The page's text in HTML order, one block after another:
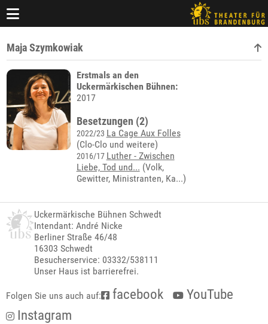
Maja Szymkowiak
Erstmals an den
Uckermärkischen Bühnen:
2017
Besetzungen (2)
2022/23 La Cage Aux Folles
(Clo-Clo und weitere)
2016/17 Luther - Zwischen
Liebe, Tod und... (Volk,
Gewitter, Ministranten, Ka...)
Uckermärkische Bühnen Schwedt
Intendant: André Nicke
Berliner Straße 46/48
16303 Schwedt
Besucherservice: 03332/538111
Unser Haus ist barrierefrei.
Folgen Sie uns auch auf: facebook
YouTube
Instagram